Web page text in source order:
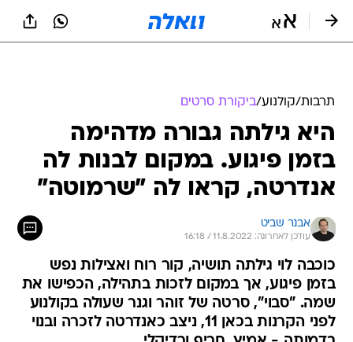
תרבות/קולנוע/ביקורת סרטים
היא גילתה גבורה מדהימה
בזמן פיגוע. במקום לבנות לה
אנדרטה, קראו לה "שרמוטה"
אבנר שביט
עודכן לאחרונה: 11.8.2022 / 16:18
כוכבה לוי גילתה תושיה, קור רוח ואצילות נפש
בזמן פיגוע, אך במקום לזכות בתהילה, הכפישו את
שמה. "סבוי", סרטה של זוהר וגנר שעולה בקולנוע
לפני הקרנות בכאן 11, ניצב כאנדרטה לזכרה ובנוי